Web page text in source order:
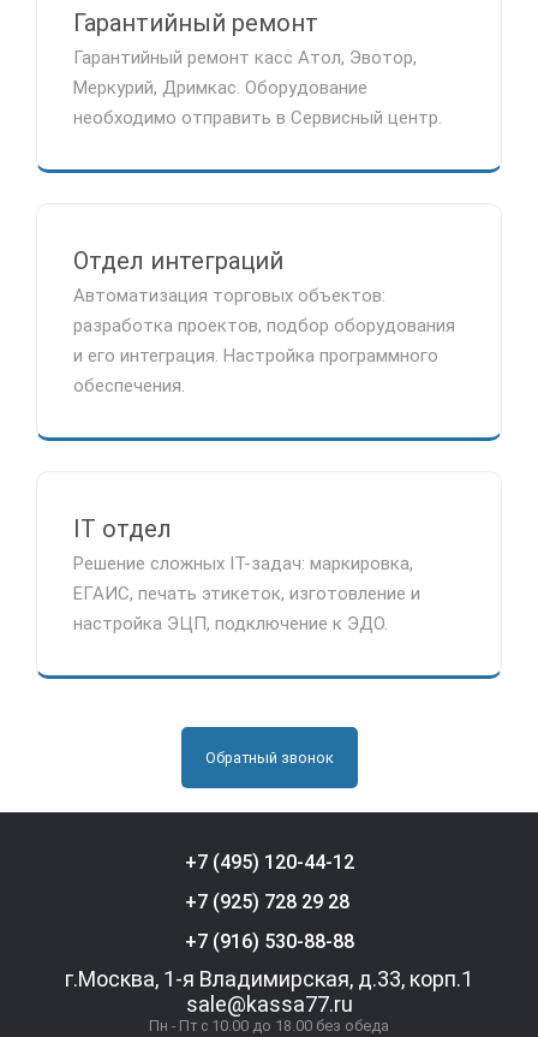
Гарантийный ремонт
Гарантийный ремонт касс Атол, Эвотор,
Меркурий, Дримкас. Оборудование
необходимо отправить в Сервисный центр.
Отдел интеграций
Автоматизация торговых объектов:
разработка проектов, подбор оборудования
и его интеграция. Настройка программного
обеспечения.
IT отдел
Решение сложных IT-задач: маркировка,
ЕГАИС, печать этикеток, изготовление и
настройка ЭЦП, подключение к ЭДО.
Обратный звонок
+7 (495) 120-44-12
+7 (925) 728 29 28
+7 (916) 530-88-88
г.Москва, 1-я Владимирская, д.33, корп.1
sale@kassa77.ru
Пн - Пт с 10.00 до 18.00 без обеда